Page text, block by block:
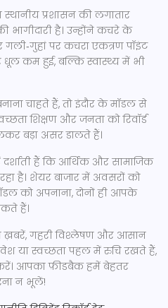
प्रशासन की लगातार
भागीदारी है। उन्होंने कचरे के
पर कचरा एकत्रण पॉइंट
कम हुई, बल्कि स्वास्थ्य में भी
चाहते हैं, तो इंदौर के मॉडल से
शिक्षण और जनता को रिवॉर्ड
बड़ा असर डालते हैं।
हैं कि आर्थिक और सामाजिक
रहा है। शेयर बाजार में अवसरों को
को अपनाना, दोनों ही आपके
हैं।
ख़बरें, गहरी विश्लेषण और आसान
या स्वच्छता पहल में रुचि रखते हैं,
करें। आपका फ़ीडबैक हमें बेहतर
न भूलें!